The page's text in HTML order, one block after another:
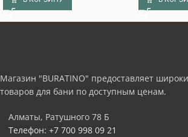
Магазин "BURATINO" предоставляет
товаров для бани по доступным ценам.
Алматы, Ратушного 78 Б
Телефон: +7 700 998 09 21